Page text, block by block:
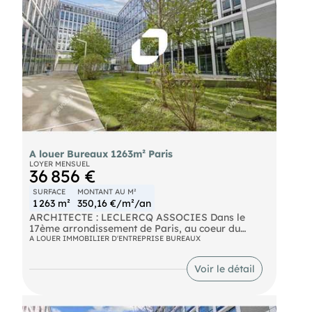
A louer Bureaux 1263m² Paris
LOYER MENSUEL
36 856 €
SURFACE
1 263 m²
MONTANT AU M²
350,16 €/m²/an
ARCHITECTE : LECLERCQ ASSOCIES Dans le
17ème arrondissement de Paris, au coeur du
nouveau quartier "Porte Pouchet", INotre équipe
location dans un immeuble neuf. Les surfaces sont
lumineuses et rationnelles. Places de parkings
voitures et motos disponible en sous-sol.
pied) Metro Porte de Saint-Ouen (13) Metro (14) :
A LOUER IMMOBILIER D'ENTREPRISE BUREAUX
Voir le détail